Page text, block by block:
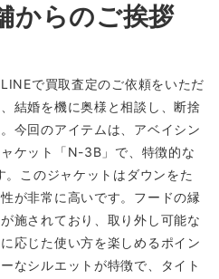
からのご挨拶
で買取査定のご依頼をいただ
結婚を機に奥様と相談し、断捨
今回のアイテムは、アベイシン
ケット「N-3B」で、特徴的な
このジャケットはダウンをた
が非常に高いです。フードの縁
施されており、取り外し可能な
応じた使い方を楽しめるポイン
なシルエットが特徴で、タイト